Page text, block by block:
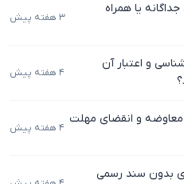
یا همراه
۳ هفته پیش
و اعتبار آن
۴ هفته پیش
معاوضه و انقضای مهلت
۴ هفته پیش
بدون سند رسمی